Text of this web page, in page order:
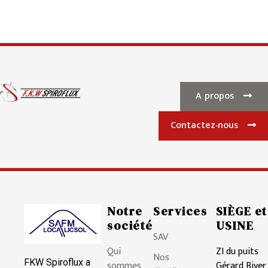
documentation.
A propos
Contactez-nous
FKW Spiroflux a
Notre
société
Qui
Services
SAV
Nos
SIÈGE et
USINE
ZI du puits